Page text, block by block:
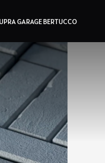
GARAGE BERTUCCO